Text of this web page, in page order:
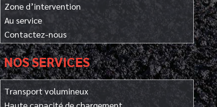
Zone d’intervention
Au service
Contactez-nous
NOS SERVICES
Transport volumineux